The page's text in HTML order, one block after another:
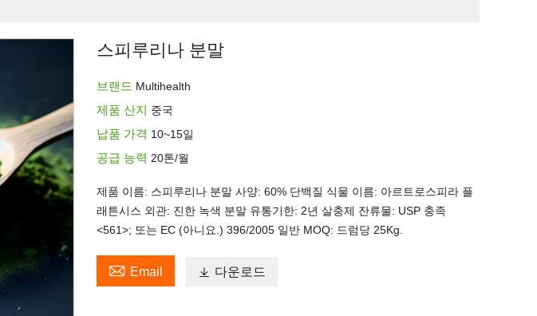
스피루리나 분말
브랜드 Multihealth
제품 산지 중국
납품 가격 10~15일
공급 능력 20톤/월
제품 이름: 스피루리나 분말 사양: 60% 단백질 식물 이름: 아르트로스피라 플
래튼시스 외관: 진한 녹색 분말 유통기한: 2년 살충제 잔류물: USP 충족
<561>; 또는 EC (아니요.) 396/2005 일반 MOQ: 드럼당 25Kg.
 Email  다운로드